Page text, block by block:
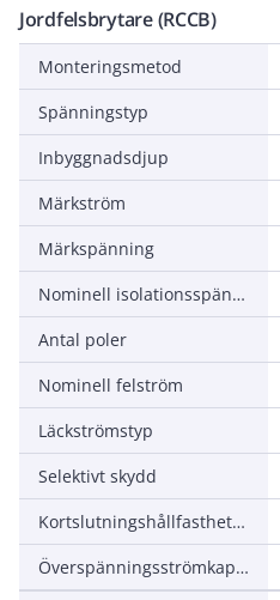
Jordfelsbrytare (RCCB)
Monteringsmetod
Spänningstyp
Inbyggnadsdjup
Märkström
Märkspänning
Nominell isolationsspänning
Antal poler
Nominell felström
Läckströmstyp
Selektivt skydd
Kortslutningshållfasthet (lcw)
Överspänningsströmkapacitet